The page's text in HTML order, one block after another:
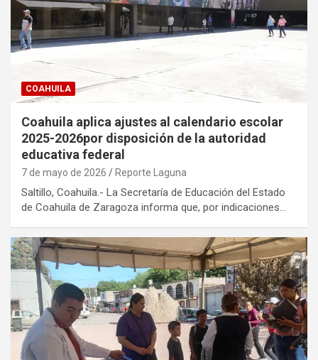
COAHUILA
Coahuila aplica ajustes al calendario escolar
2025-2026por disposición de la autoridad
educativa federal
7 de mayo de 2026 Reporte Laguna
Saltillo, Coahuila.- La Secretaría de Educación del Estado
de Coahuila de Zaragoza informa que, por indicaciones…